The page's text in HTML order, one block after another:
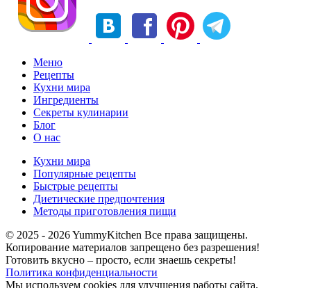
Меню
Рецепты
Кухни мира
Ингредиенты
Секреты кулинарии
Блог
О нас
Кухни мира
Популярные рецепты
Быстрые рецепты
Диетические предпочтения
Методы приготовления пищи
© 2025 - 2026 YummyKitchen Все права защищены.
Копирование материалов запрещено без разрешения!
Готовить вкусно – просто, если знаешь секреты!
Политика конфиденциальности
Мы используем cookies для улучшения работы сайта.